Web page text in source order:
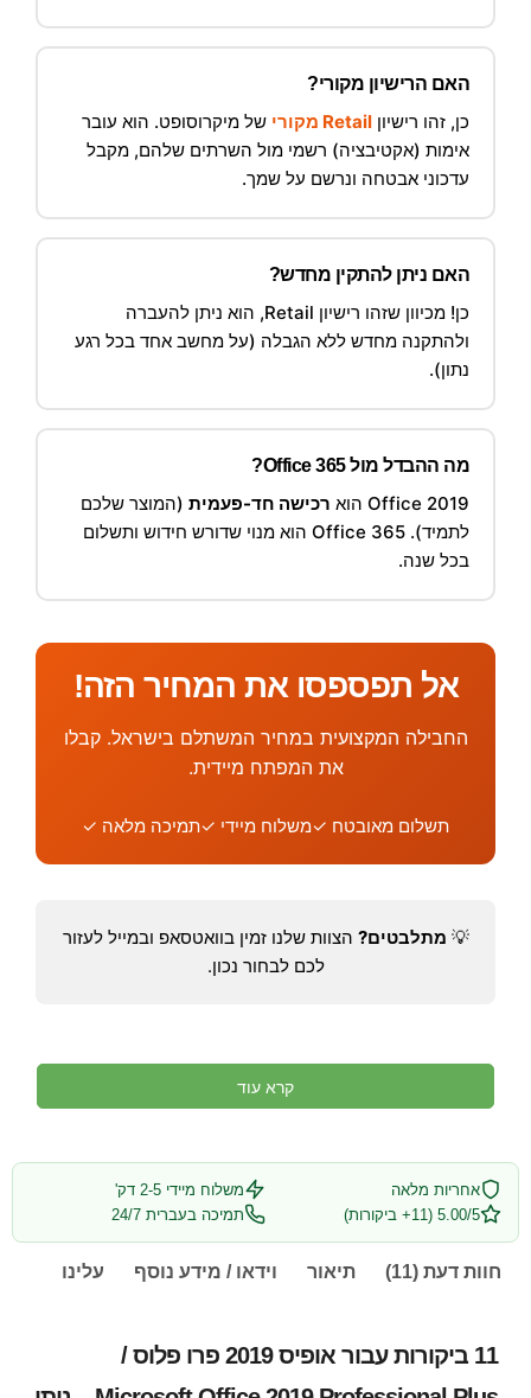
האם הרישיון מקורי?
כן, זהו רישיון Retail מקורי
של מיקרוסופט. הוא עובר
אימות (אקטיבציה) רשמי מול השרתים שלהם, מקבל
עדכוני אבטחה ונרשם על שמך.
האם ניתן להתקין מחדש?
כן! מכיוון שזהו רישיון Retail, הוא ניתן להעברה
ולהתקנה מחדש ללא הגבלה (על מחשב אחד בכל רגע
נתון).
מה ההבדל מול Office 365?
Office 2019 הוא רכישה חד-פעמית (המוצר שלכם
לתמיד). Office 365 הוא מנוי שדורש חידוש ותשלום
בכל שנה.
אל תפספסו את המחיר הזה!
החבילה המקצועית במחיר המשתלם בישראל. קבלו
את המפתח מיידית.
תשלום מאובטח ✓משלוח מיידי ✓תמיכה מלאה ✓
💡 מתלבטים? הצוות שלנו זמין בוואטסאפ ובמייל לעזור
לכם לבחור נכון.
קרא עוד
אחריות מלאה
משלוח מיידי 2-5 דק'
5.00/5 (11+ ביקורות)
תמיכה בעברית 24/7
חוות דעת (11) תיאור וידאו / מידע נוסף עלינו
11 ביקורות עבור
אופיס 2019 פרו פלוס /